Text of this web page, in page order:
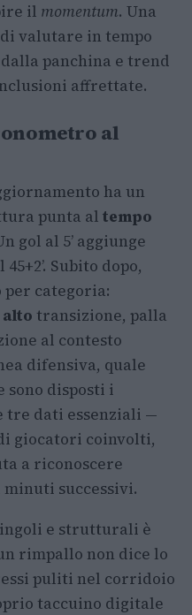
il momentum. Una
valutare in tempo
panchina e trend
affrettate.
al
ha un
punta al tempo
gol al 5’ aggiunge
Subito dopo,
per categoria:
transizione, palla
al contesto
difensiva, quale
sono disposti i
tre dati essenziali —
giocatori coinvolti,
a riconoscere
successivi.
e strutturali è
rimpallo non dice lo
puliti nel corridoio
taccuino digitale